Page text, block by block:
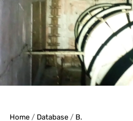
Home / Database / B.